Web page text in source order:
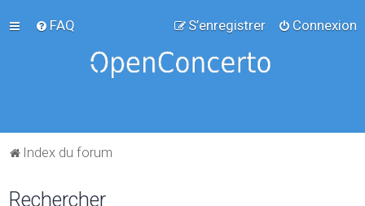
FAQ Connexion
S’enregistrer
Index du forum
Rechercher